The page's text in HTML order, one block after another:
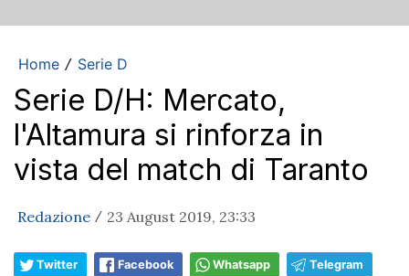
Home / Serie D
Serie D/H: Mercato,
l'Altamura si rinforza in
vista del match di Taranto
Redazione / 23 August 2019, 23:33
Twitter Facebook Whatsapp Telegram